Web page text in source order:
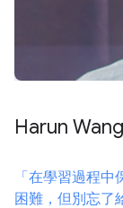
Harun
「在學習過程
困難，但別忘了